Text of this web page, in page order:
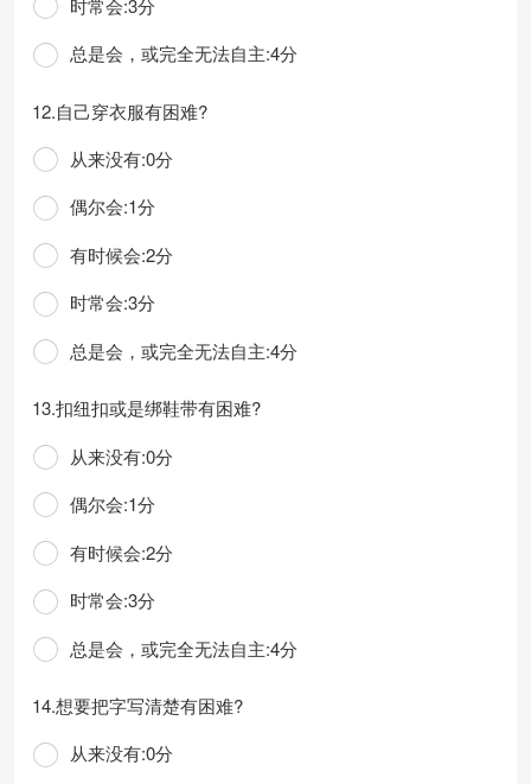
总是会，或完全无法自主:4分
12.自己穿衣服有困难?
从来没有:0分
偶尔会:1分
有时候会:2分
时常会:3分
总是会，或完全无法自主:4分
13.扣纽扣或是绑鞋带有困难?
从来没有:0分
偶尔会:1分
有时候会:2分
时常会:3分
总是会，或完全无法自主:4分
14.想要把字写清楚有困难?
从来没有:0分